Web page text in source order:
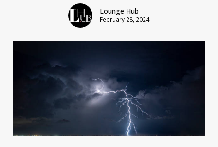
Lounge Hub
February 28, 2024